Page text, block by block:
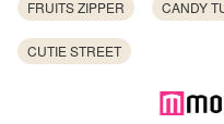
FRUITS ZIPPER CANDY
CUTIE STREET